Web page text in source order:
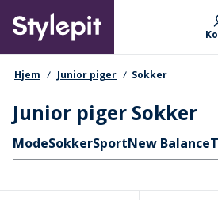
main
content
Primary departments
navigationssti
Hjem Junior piger Sokker
Junior piger Sokker
Hurtige links
ModeSokkerSportNew Balance